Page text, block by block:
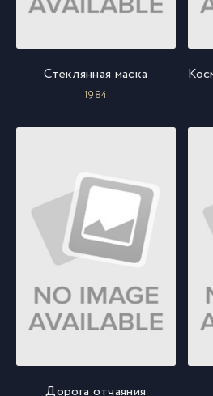
Стеклянная маска
1984
Дорога отчаяния